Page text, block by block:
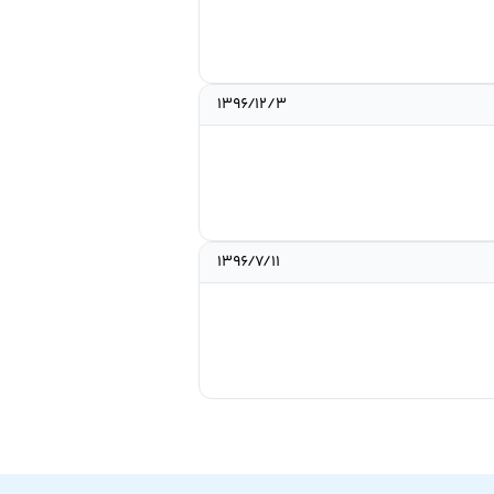
۱۳۹۶/۱۲/۳
۱۳۹۶/۷/۱۱